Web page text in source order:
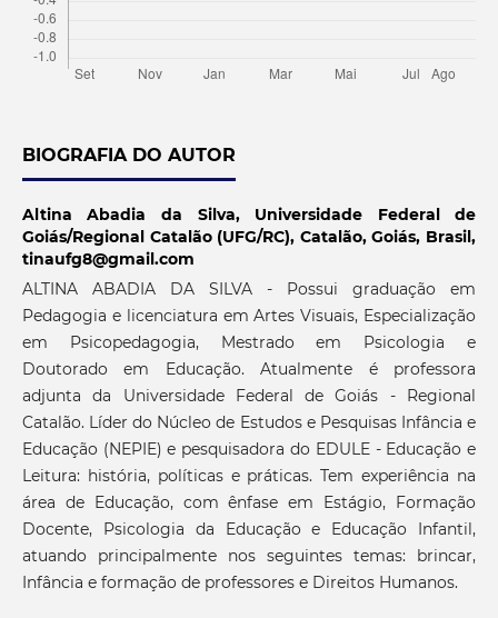
BIOGRAFIA DO AUTOR
Altina Abadia da Silva, Universidade Federal de
Goiás/Regional Catalão (UFG/RC), Catalão, Goiás, Brasil,
tinaufg8@gmail.com
ALTINA ABADIA DA SILVA - Possui graduação em
Pedagogia e licenciatura em Artes Visuais, Especialização
em Psicopedagogia, Mestrado em Psicologia e
Doutorado em Educação. Atualmente é professora
adjunta da Universidade Federal de Goiás - Regional
Catalão. Líder do Núcleo de Estudos e Pesquisas Infância e
Educação (NEPIE) e pesquisadora do EDULE - Educação e
Leitura: história, políticas e práticas. Tem experiência na
área de Educação, com ênfase em Estágio, Formação
Docente, Psicologia da Educação e Educação Infantil,
atuando principalmente nos seguintes temas: brincar,
Infância e formação de professores e Direitos Humanos.